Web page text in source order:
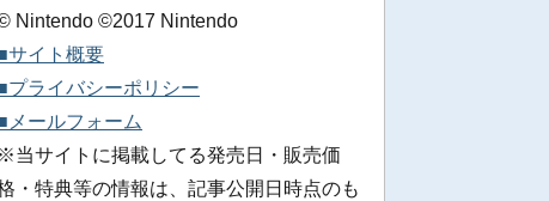
Nintendo ©2017 Nintendo
サイト概要
プライバシーポリシー
メールフォーム
※当サイトに掲載してる発売日・販売価
・特典等の情報は、記事公開日時点のも